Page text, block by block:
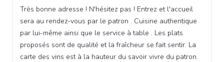
Très bonne adresse ! N'hésitez pas ! Entrez et l'accueil
sera au rendez-vous par le patron . Cuisine authentique
par lui-même ainsi que le service à table . Les plats
proposés sont de qualité et la fraîcheur se fait sentir. La
carte des vins est à la hauteur du savoir vivre du patron.